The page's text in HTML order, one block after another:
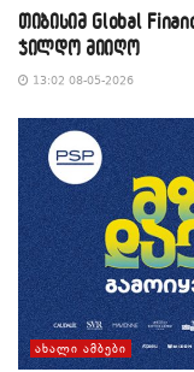
თიბისიმ Global
ჯილდო მიიღო
13:02 08-05-2026
ᲐᲮᲐᲚᲘ ᲐᲛᲑᲔᲑᲘ